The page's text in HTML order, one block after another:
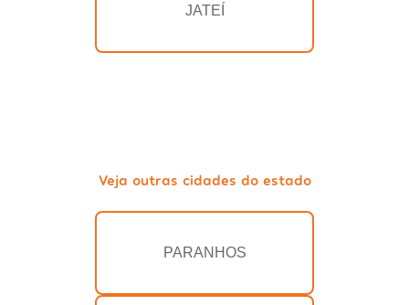
JATEÍ
Veja outras cidades do estado
PARANHOS